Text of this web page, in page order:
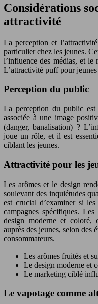
Considérations
attractivité
La perception et
particulier chez les jeunes.
l’influence des médias, et le
L’attractivité puff pour
Perception du public
La perception du public
associée à une image
(danger, banalisation) ?
joue un rôle, et il est
ciblant les jeunes.
Attractivité pour les
Les arômes et le design
soulevant des inquiétudes
est crucial d’examiner si
campagnes spécifiques.
design moderne et coloré,
auprès des jeunes, selon des
consommateurs.
Les arômes fruités et
Le design moderne et
Le marketing ciblé
Le vapotage comme